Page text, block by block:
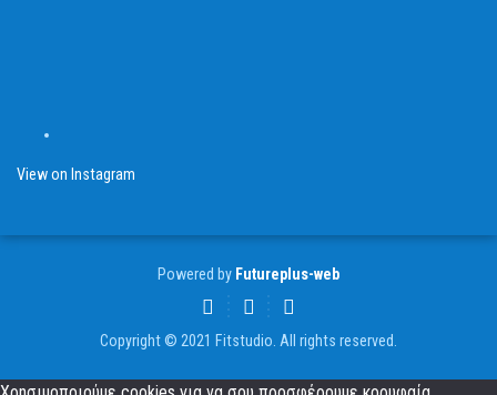
View on Instagram
Powered by Futureplus-web
Copyright © 2021 Fitstudio. All rights reserved.